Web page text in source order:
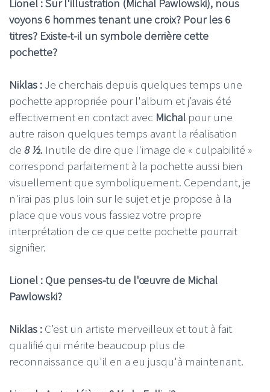
Lionel : Sur l'illustration (Michal Pawlowski), nous
voyons 6 hommes tenant une croix? Pour les 6
titres? Existe-t-il un symbole derrière cette
pochette?
Niklas : Je cherchais depuis quelques temps une
pochette appropriée pour l'album et j’avais été
effectivement en contact avec Michal pour une
autre raison quelques temps avant la réalisation
de 8 ½. Inutile de dire que l'image de « culpabilité »
correspond parfaitement à la pochette aussi bien
visuellement que symboliquement. Cependant, je
n'irai pas plus loin sur le sujet et je propose à la
place que vous vous fassiez votre propre
interprétation de ce que cette pochette pourrait
signifier.
Lionel : Que penses-tu de l'œuvre de Michal
Pawlowski?
Niklas : C’est un artiste merveilleux et tout à fait
qualifié qui mérite beaucoup plus de
reconnaissance qu'il en a eu jusqu'à maintenant.